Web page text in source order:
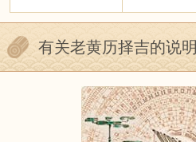
有关老黄历择吉的说明